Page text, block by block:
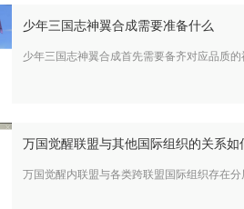
少年三国志神翼合成需要准备什么
少年三国志神翼合成首先需要备齐对应品质
万国觉醒联盟与其他国际组织的关系如
万国觉醒内联盟与各类跨联盟国际组织存在